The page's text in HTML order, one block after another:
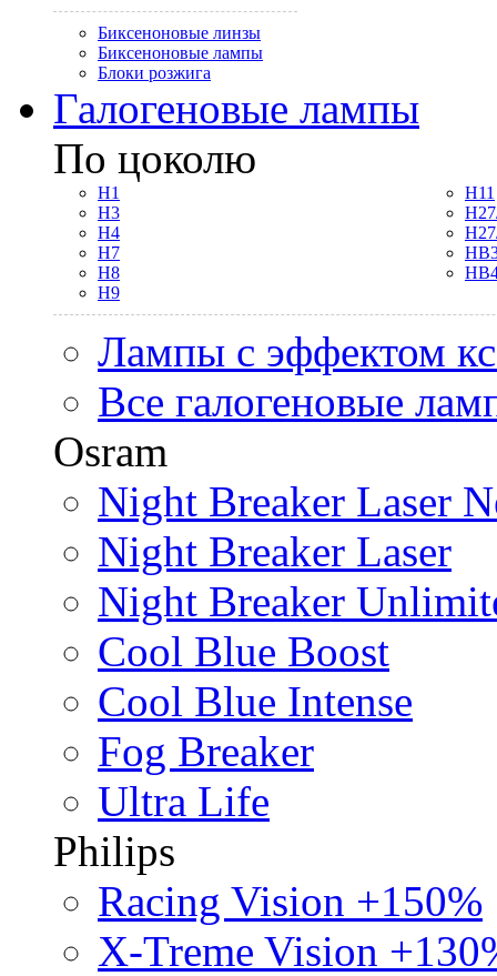
Биксеноновые линзы
Биксеноновые лампы
Блоки розжига
Галогеновые лампы
По цоколю
H1
H3
H4
H7
H8
H9
H11
Лампы с эффектом
Все галогеновые
Osram
Night Breaker Laser
Night Breaker Laser
Night Breaker
Cool Blue Boost
Cool Blue Intense
Fog Breaker
Ultra Life
Philips
Racing Vision +150%
X-Treme Vision